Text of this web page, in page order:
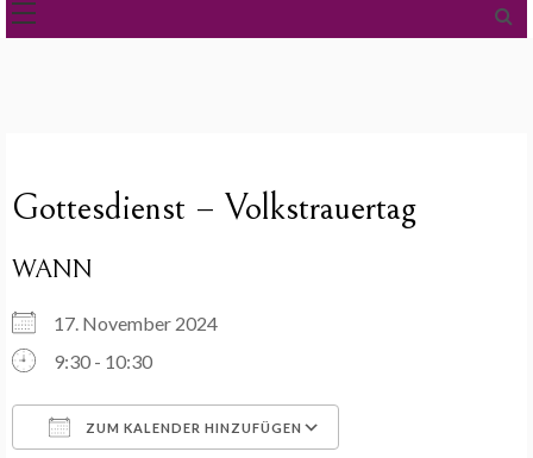
Gottesdienst – Volkstrauertag
WANN
17. November 2024
9:30 - 10:30
ZUM KALENDER HINZUFÜGEN